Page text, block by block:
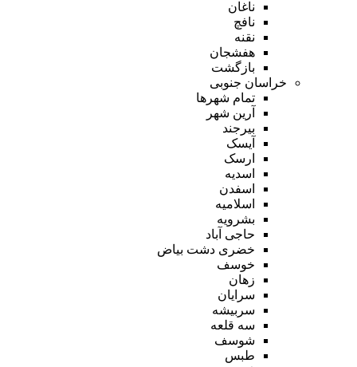
ناغان
نافچ
نقنه
هفشجان
بازگشت
خراسان جنوبی
تمام شهر‌ها
آرین شهر
بیرجند
آیسک
ارسک
اسدیه
اسفدن
اسلامیه
بشرویه
حاجی آباد
خضری دشت بیاض
خوسف
زهان
سرایان
سربیشه
سه قلعه
شوسف
طبس